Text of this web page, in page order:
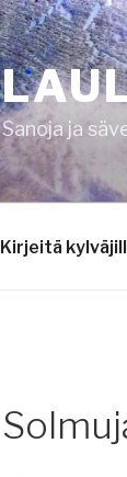
Sanoja ja
Kirjeitä